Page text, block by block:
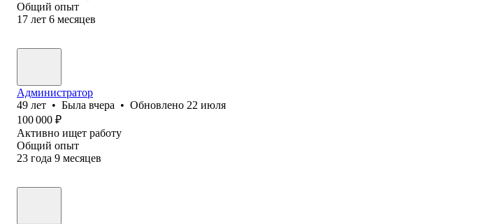
Общий опыт
17 лет 6 месяцев
Администратор
49 лет • Была вчера • Обновлено 22 июля
100 000 ₽
Активно ищет работу
Общий опыт
23 года 9 месяцев